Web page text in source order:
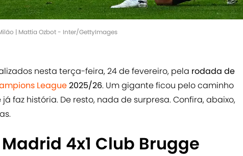
| Mattia Ozbot - Inter/GettyImages
nesta terça-feira, 24 de fevereiro, pela rodada de
League2025/26. Um gigante ficou pelo caminho
faz história. De resto, nada de surpresa. Confira, abaixo,
4x1 Club Brugge